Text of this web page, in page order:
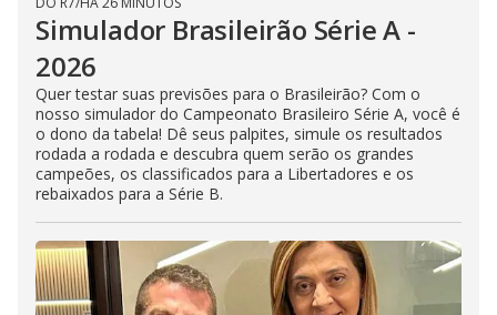
Simulador Brasileirão Série A -
2026
Quer testar suas previsões para o Brasileirão? Com o
nosso simulador do Campeonato Brasileiro Série A, você é
o dono da tabela! Dê seus palpites, simule os resultados
rodada a rodada e descubra quem serão os grandes
campeões, os classificados para a Libertadores e os
rebaixados para a Série B.